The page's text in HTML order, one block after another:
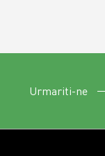
Urmariti-ne